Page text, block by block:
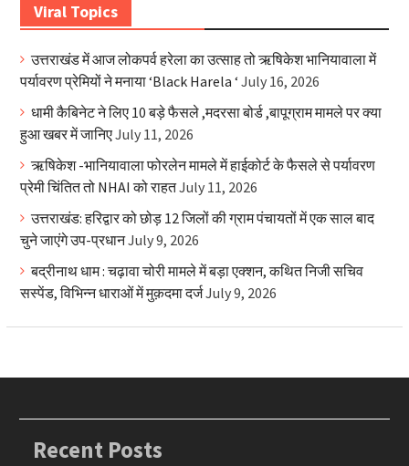
Viral Topics
उत्तराखंड में आज लोकपर्व हरेला का उत्साह तो ऋषिकेश भानियावाला में
पर्यावरण प्रेमियों ने मनाया ‘Black Harela ‘ July 16, 2026
धामी कैबिनेट ने लिए 10 बड़े फैसले ,मदरसा बोर्ड ,बापूग्राम मामले पर क्या
हुआ खबर में जानिएJuly 11, 2026
ऋषिकेश -भानियावाला फोरलेन मामले में हाईकोर्ट के फैसले से पर्यावरण
प्रेमी चिंतित तो NHAI को राहतJuly 11, 2026
उत्तराखंड: हरिद्वार को छोड़ 12 जिलों की ग्राम पंचायतों में एक साल बाद
चुने जाएंगे उप-प्रधानJuly 9, 2026
बद्रीनाथ धाम : चढ़ावा चोरी मामले में बड़ा एक्शन, कथित निजी सचिव
सस्पेंड, विभिन्न धाराओं में मुक़दमा दर्जJuly 9, 2026
Recent Posts